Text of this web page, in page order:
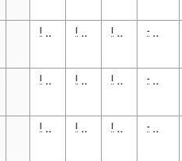
l .. l .. l .. - ..
l .. l .. l .. - ..
l .. l .. l .. - ..